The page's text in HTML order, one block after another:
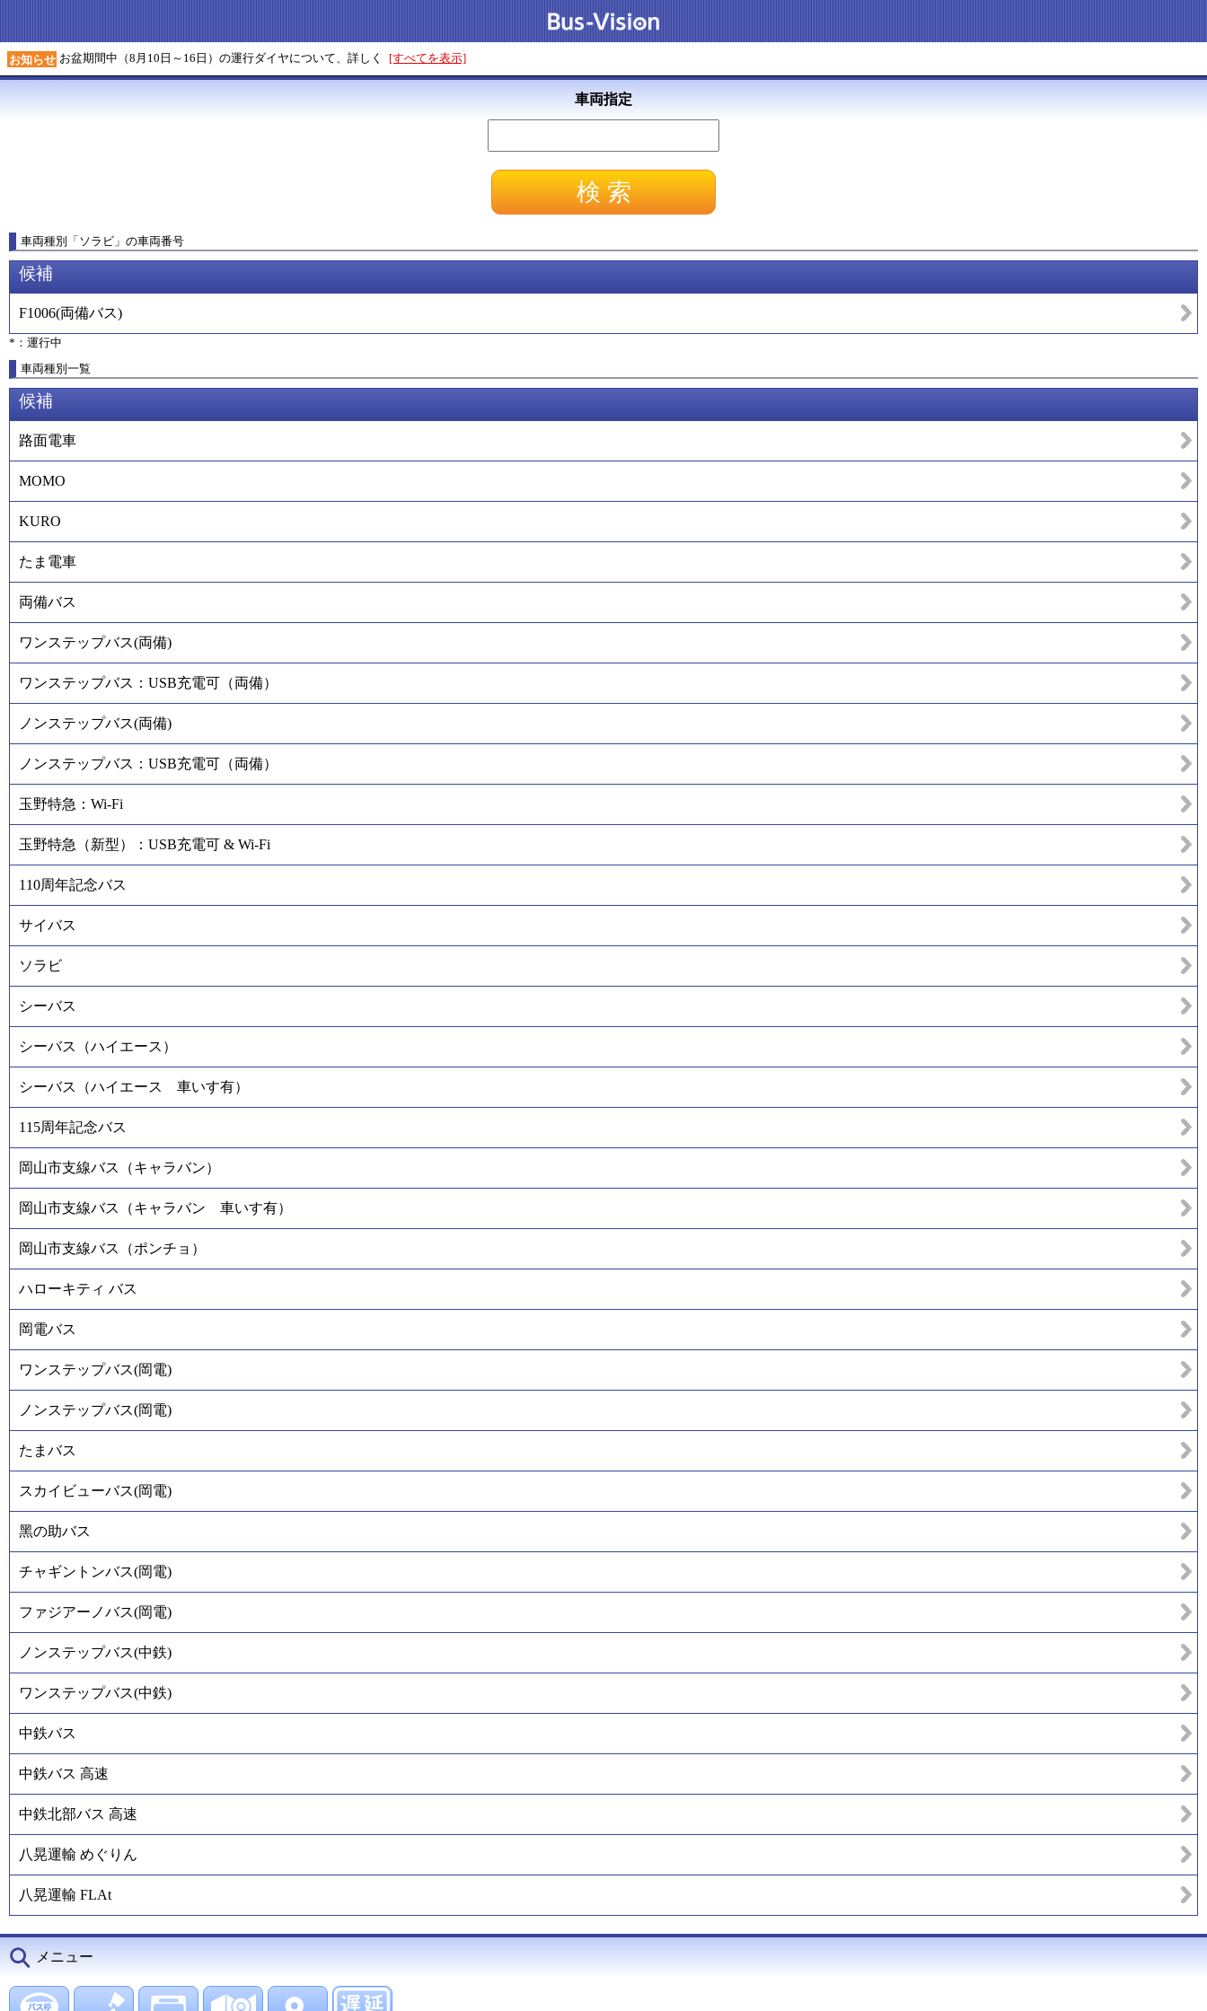
お知らせ お盆期間中（8月10日～16日）の運行ダイヤについて、詳しく [すべてを表示]
車両指定
車両種別 「 ソラビ 」 の車両番号
候補
F1006(両備バス)
*：運行中
車両種別一覧
候補
路面電車
MOMO
KURO
たま電車
両備バス
ワンステップバス(両備)
ワンステップバス：USB充電可（両備）
ノンステップバス(両備)
ノンステップバス：USB充電可（両備）
玉野特急：Wi-Fi
玉野特急（新型）：USB充電可 & Wi-Fi
110周年記念バス
サイバス
ソラビ
シーバス
シーバス（ハイエース）
シーバス（ハイエース 車いす有）
115周年記念バス
岡山市支線バス（キャラバン）
岡山市支線バス（キャラバン 車いす有）
岡山市支線バス（ポンチョ）
ハローキティ バス
岡電バス
ワンステップバス(岡電)
ノンステップバス(岡電)
たまバス
スカイビューバス(岡電)
黑の助バス
チャギントンバス(岡電)
ファジアーノバス(岡電)
ノンステップバス(中鉄)
ワンステップバス(中鉄)
中鉄バス
中鉄バス 高速
中鉄北部バス 高速
八晃運輸 めぐりん
八晃運輸 FLAt
メニュー